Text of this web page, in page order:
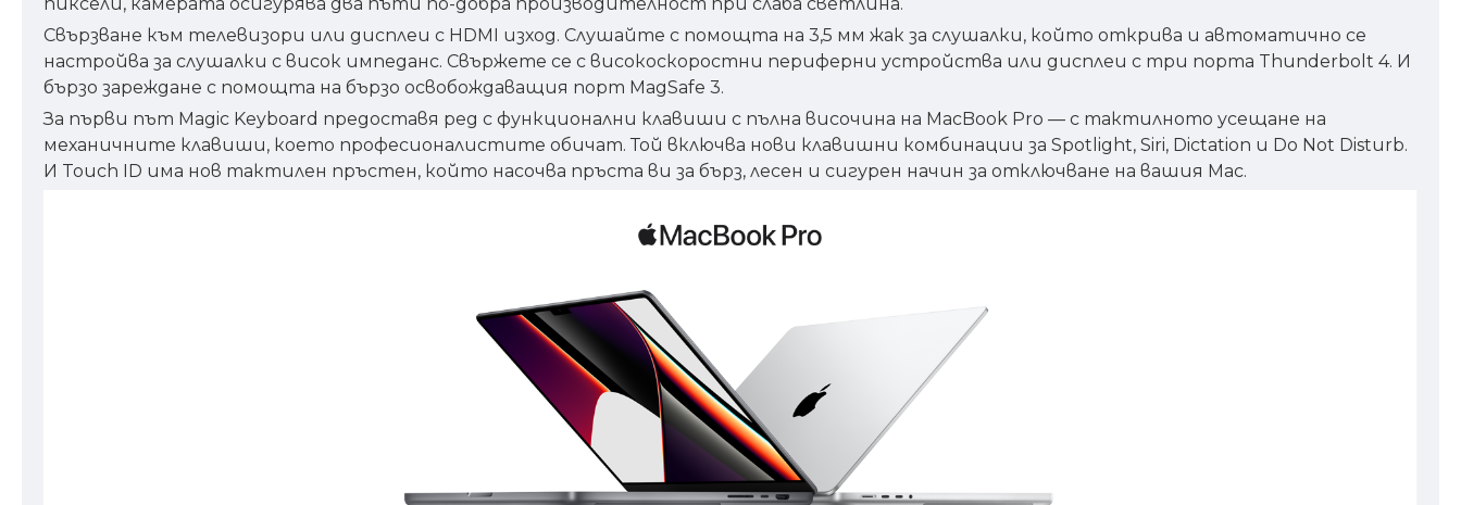
Свързване към телевизори или дисплеи с HDMI изход. Слушайте с помощта на 3,5 мм жак за слушалки, който открива и автоматично се
настройва за слушалки с висок импеданс. Свържете се с високоскоростни периферни устройства или дисплеи с три порта Thunderbolt 4. И
бързо зареждане с помощта на бързо освобождаващия порт MagSafe 3.
За първи път Magic Keyboard предоставя ред с функционални клавиши с пълна височина на MacBook Pro — с тактилното усещане на
механичните клавиши, което професионалистите обичат. Той включва нови клавишни комбинации за Spotlight, Siri, Dictation и Do Not Disturb.
И Touch ID има нов тактилен пръстен, който насочва пръста ви за бърз, лесен и сигурен начин за отключване на вашия Mac.